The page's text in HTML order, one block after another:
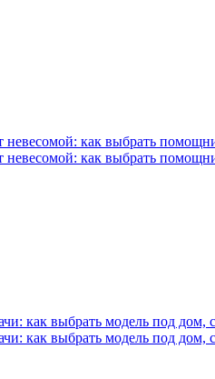
невесомой: как выбрать
невесомой: как выбрать
как выбрать модель под дом,
как выбрать модель под дом,